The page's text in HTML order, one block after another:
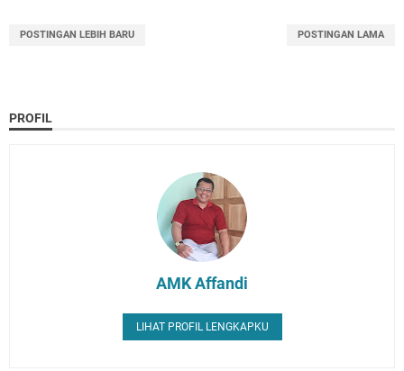
POSTINGAN LEBIH BARU POSTINGAN LAMA
PROFIL
AMK Affandi
LIHAT PROFIL LENGKAPKU